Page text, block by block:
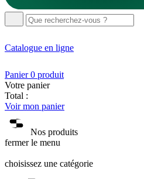
Catalogue en ligne
Panier 0 produit
Votre panier
Total :
Voir mon panier
Nos produits
fermer le menu
choisissez une catégorie